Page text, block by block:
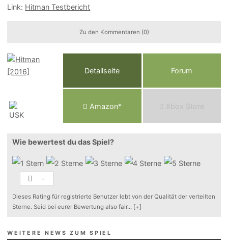
Link: Hitman Testbericht
Zu den Kommentaren (0)
Detailseite Forum
Amazon* Xbox Store
Wie bewertest du das Spiel?
-
Dieses Rating für registrierte Benutzer lebt von der Qualität der verteilten
Sterne. Seid bei eurer Bewertung also fair... [+]
WEITERE NEWS ZUM SPIEL